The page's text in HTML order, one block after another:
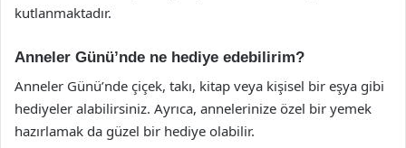
kutlanmaktadır.
Anneler Günü’nde ne hediye edebilirim?
Anneler Günü’nde çiçek, takı, kitap veya kişisel bir eşya gibi
hediyeler alabilirsiniz. Ayrıca, annelerinize özel bir yemek
hazırlamak da güzel bir hediye olabilir.